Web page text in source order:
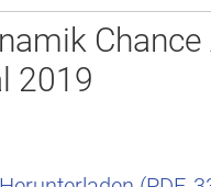
Chance
2019